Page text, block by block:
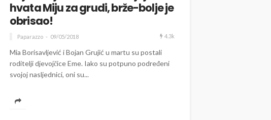
hvata Miju za grudi, brže-bolje je
obrisao!
Paparazzo 09/05/2018 4.3k
Mia Borisavljević i Bojan Grujić u martu su postali
roditelji djevojčice Eme. Iako su potpuno podređeni
svojoj nasljednici, oni su...